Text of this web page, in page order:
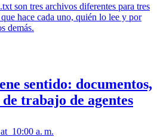
son tres archivos diferentes para tres
hace cada uno, quién lo lee y por
demás.
sentido: documentos,
trabajo de agentes
at 10:00 a. m.